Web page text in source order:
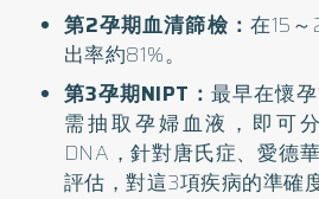
第2孕期血清篩檢： 在15
出率約81%。
第3孕期NIPT：最早在懷
需抽取孕婦血液，即可
DNA，針對唐氏症、愛德
評估，對這3項疾病的準確